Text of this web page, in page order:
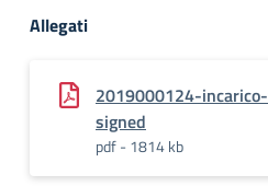
Allegati
2019000124-
signed
pdf - 1814 kb